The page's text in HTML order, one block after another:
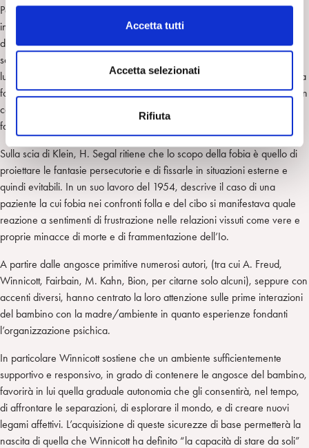
Accetta tutti
Accetta selezionati
Rifiuta
Possiamo affermare che sia per Freud sia per la Klein i processi di
internalizzazione ed esternalizzazione costituiscono il punto centrale
della fobia, ma mentre Freud evidenzia i meccanismi psichici della
sostituzione, dello spostamento, e della deformazione, Klein mette in
luce i meccanismo “proiettivi” (e di scissione) che stanno alla base della
fobia. Resta comunque che la funzione della fobia è quella di stabilire un
confine tra l’interno e l’esterno, di costruire una “barriera psichica” che
fa da argine all’angoscia.
Sulla scia di Klein, H. Segal ritiene che lo scopo della fobia è quello di
proiettare le fantasie persecutorie e di fissarle in situazioni esterne e
quindi evitabili. In un suo lavoro del 1954, descrive il caso di una
paziente la cui fobia nei confronti folla e del cibo si manifestava quale
reazione a sentimenti di frustrazione nelle relazioni vissuti come vere e
proprie minacce di morte e di frammentazione dell’Io.
A partire dalle angosce primitive numerosi autori, (tra cui A. Freud,
Winnicott, Fairbain, M. Kahn, Bion, per citarne solo alcuni), seppure con
accenti diversi, hanno centrato la loro attenzione sulle prime interazioni
del bambino con la madre/ambiente in quanto esperienze fondanti
l’organizzazione psichica.
In particolare Winnicott sostiene che un ambiente sufficientemente
supportivo e responsivo, in grado di contenere le angosce del bambino,
favorirà in lui quella graduale autonomia che gli consentirà, nel tempo,
di affrontare le separazioni, di esplorare il mondo, e di creare nuovi
legami affettivi. L’acquisizione di queste sicurezze di base permetterà la
nascita di quella che Winnicott ha definito “la capacità di stare da soli”